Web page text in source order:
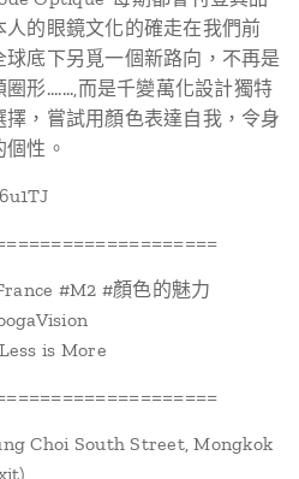
的眼鏡文化的確走在我們前
底下另覓一個新路向，不再是
形.......,而是千變萬化設計獨特
，嘗試用顏色表達自我，令身
性。
#M2 #顏色的魅力
is More
Choi South Street, Mongkok